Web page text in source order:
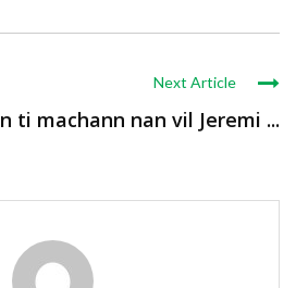
Next Article
ti machann nan vil Jeremi ...